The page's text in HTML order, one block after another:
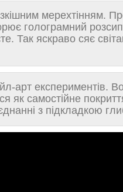
мерехтінням.
голограмний
Так яскраво сяє
арт експериментів.
як самостійне
з підкладкою